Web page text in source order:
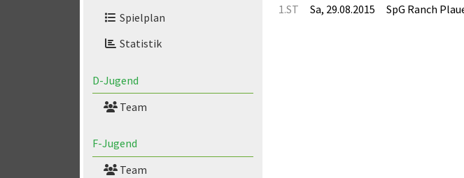
Spielplan
Statistik
D-Jugend
Team
F-Jugend
Team
1.ST Sa, 29.08.2015 SpG Ranch